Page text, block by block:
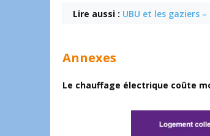
Lire aussi : UBU et les gaziers
Annexes
Le chauffage électrique coûte